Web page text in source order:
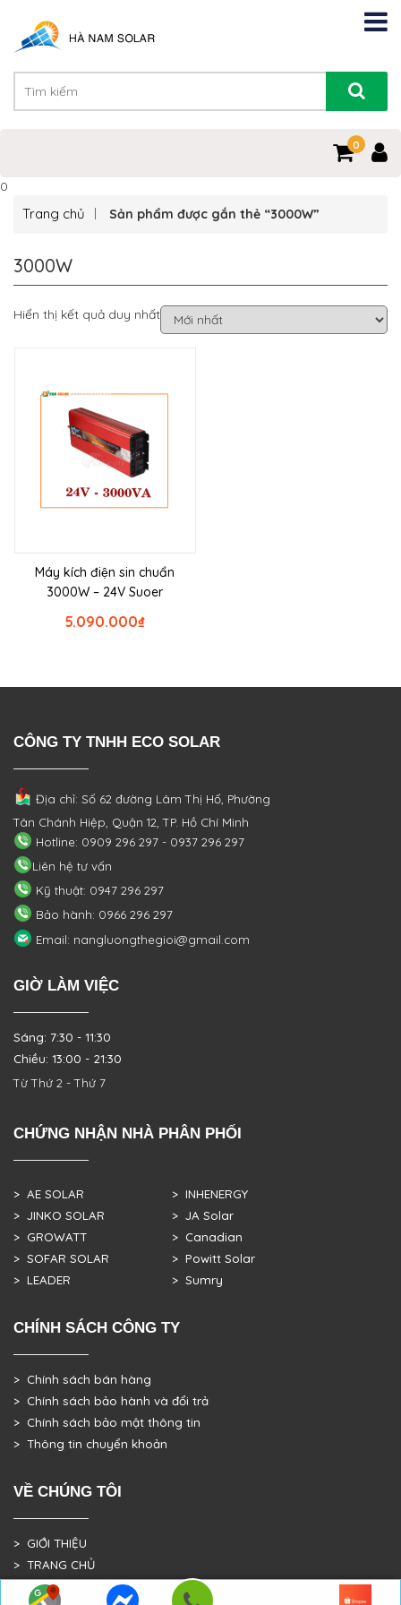
0
0
Trang chủ Sản phẩm được gắn thẻ “3000W”
3000W
Hiển thị kết quả duy nhất
Máy kích điện sin chuẩn
3000W – 24V Suoer
₫
5.090.000
CÔNG TY TNHH ECO SOLAR
Địa chỉ: Số 62 đường Lâm Thị Hố, Phường
Tân Chánh Hiệp, Quận 12, TP. Hồ Chí Minh
Hotline: 0909 296 297 - 0937 296 297
Liên hệ tư vấn
Kỹ thuật: 0947 296 297
Bảo hành: 0966 296 297
Email: nangluongthegioi@gmail.com
GIỜ LÀM VIỆC
Sáng: 7:30 - 11:30
Chiều: 13:00 - 21:30
Từ Thứ 2 - Thứ 7
CHỨNG NHẬN NHÀ PHÂN PHỐI
> AE SOLAR
> JINKO SOLAR
> GROWATT
> SOFAR SOLAR
> LEADER
> INHENERGY
> JA Solar
> Canadian
> Powitt Solar
> Sumry
CHÍNH SÁCH CÔNG TY
> Chính sách bán hàng
> Chính sách bảo hành và đổi trả
> Chính sách bảo mật thông tin
> Thông tin chuyển khoản
VỀ CHÚNG TÔI
> GIỚI THIỆU
> TRANG CHỦ
> DỰ ÁN THỰC TẾ